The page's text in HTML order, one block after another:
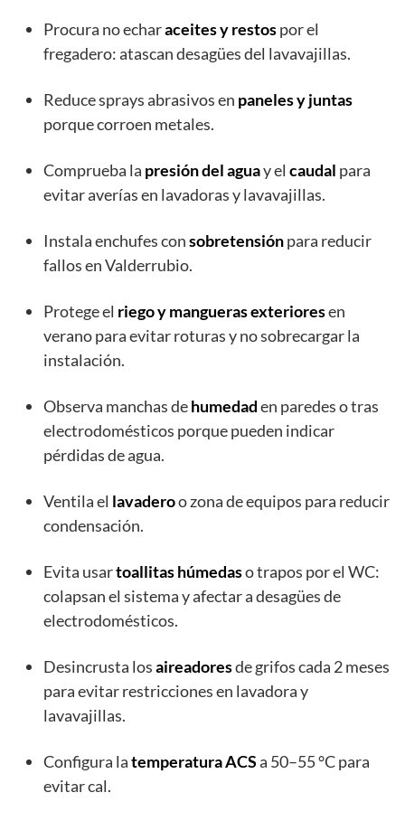
Procura no echaraceites y restospor el
fregadero: atascan desagües del lavavajillas.
Reduce sprays abrasivos en paneles y juntas
porque corroen metales.
Comprueba la presión del aguay el caudal para
evitar averías en lavadoras y lavavajillas.
Instala enchufes consobretensiónpara reducir
fallos en Valderrubio.
Protege el riego y mangueras exterioresen
verano para evitar roturas y no sobrecargar la
instalación.
Observa manchas dehumedaden paredes o tras
electrodomésticos porque pueden indicar
pérdidas de agua.
Ventila el lavaderoo zona de equipos para reducir
condensación.
Evita usartoallitas húmedaso trapos por el WC:
colapsan el sistema y afectar a desagües de
electrodomésticos.
Desincrusta losaireadoresde grifos cada 2 meses
para evitar restricciones en lavadora y
lavavajillas.
Configura latemperatura ACSa 50–55 °C para
evitar cal.